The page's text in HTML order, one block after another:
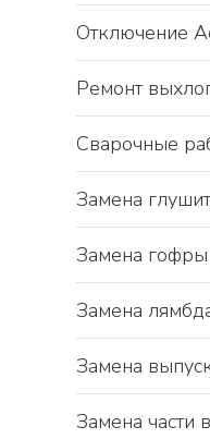
Отключение
Ремонт
Сварочные
Замена
Замена гофры
Замена
Замена
Замена части